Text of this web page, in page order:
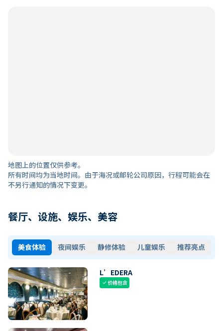
地图上的位置仅供参考。
所有时间均为当地时间。由于海况或邮轮公司原因，行程可能会在
不另行通知的情况下变更。
餐厅、设施、娱乐、美容
美食体验 夜间娱乐 静修体验 儿童娱乐 推荐亮点
L’EDERA
check价格包含